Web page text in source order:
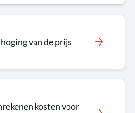
van de prijs
kosten voor